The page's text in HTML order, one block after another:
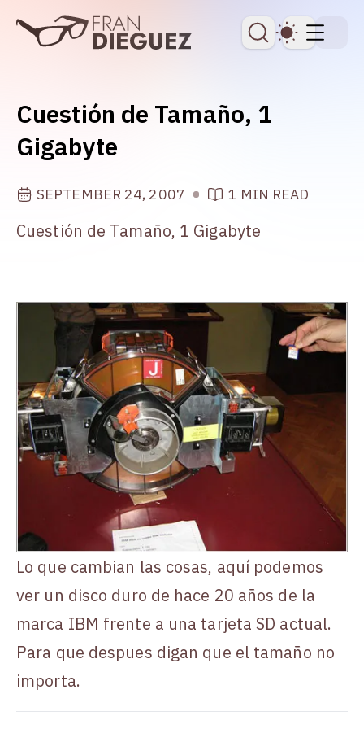
skip to content
Dark
Cuestión de Tamaño, 1
Gigabyte
SEPTEMBER 24, 2007 1 MIN READ
Cuestión de Tamaño, 1 Gigabyte
Lo que cambian las cosas, aquí podemos
ver un disco duro de hace 20 años de la
marca IBM frente a una tarjeta SD actual.
Para que despues digan que el tamaño no
importa.